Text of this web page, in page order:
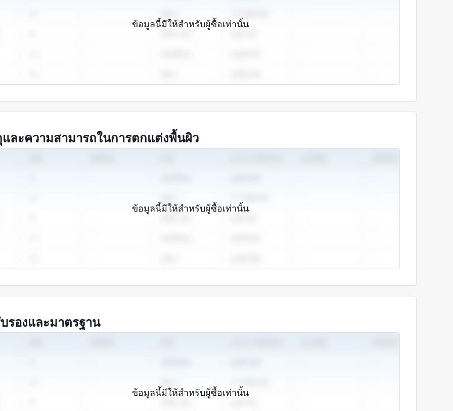
ข้อมูลนี้มีให้สำหรับผู้ซื้อเท่านั้น
ละความสามารถในการตกแต่งพื้นผิว
ข้อมูลนี้มีให้สำหรับผู้ซื้อเท่านั้น
รองและมาตรฐาน
ข้อมูลนี้มีให้สำหรับผู้ซื้อเท่านั้น